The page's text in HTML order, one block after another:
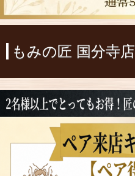
もみの匠 国分寺店